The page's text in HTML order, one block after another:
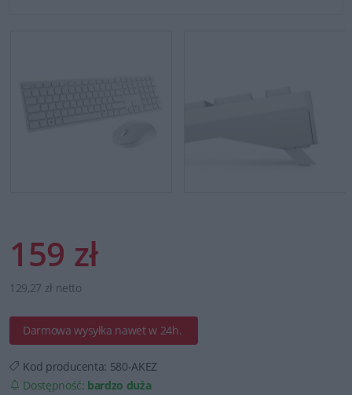
159 zł
129,27 zł netto
Darmowa wysyłka nawet w 24h.
Kod producenta: 580-AKEZ
Dostępność: bardzo duża